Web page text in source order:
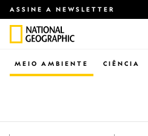
ASSINE A NEWSLETTER
CIÊNCIA
MEIO AMBIENTE